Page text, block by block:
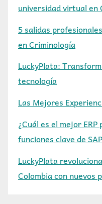
universidad virtual en
5 salidas
en Criminología
LuckyPlata:
tecnología
Las Mejores
¿Cuál es el mejor ERP
funciones clave de
LuckyPlata
Colombia con nuevos